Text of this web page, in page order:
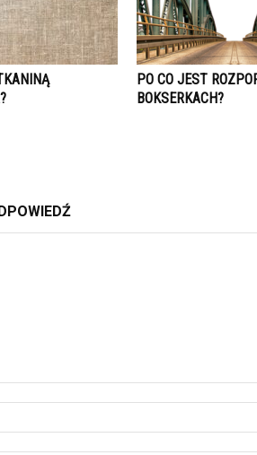
PO CO JEST
BOKSERKACH?